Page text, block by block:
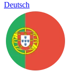
Deutsch